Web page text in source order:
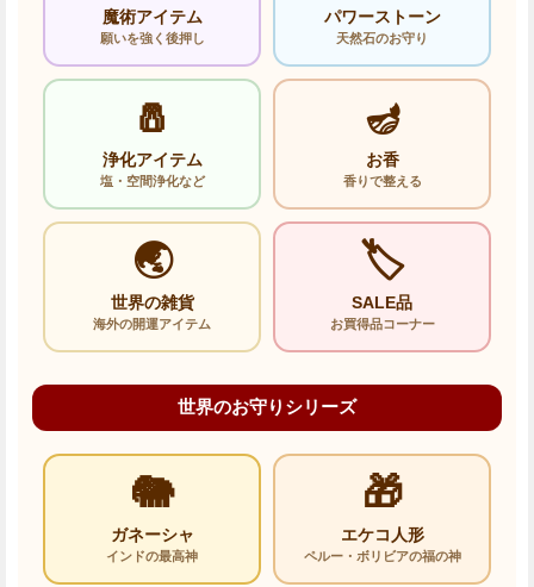
魔術アイテム
願いを強く後押し
パワーストーン
天然石のお守り
🧂
浄化アイテム
塩・空間浄化など
🪔
お香
香りで整える
🌏
世界の雑貨
海外の開運アイテム
🏷️
SALE品
お買得品コーナー
世界のお守りシリーズ
🐘
ガネーシャ
インドの最高神
🎁
エケコ人形
ペルー・ボリビアの福の神